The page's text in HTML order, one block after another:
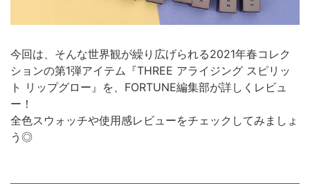
今回は、そんな世界観が繰り広げられる2021年春コレク
ションの第1弾アイテム『THREE アライジング スピリッ
ト リップグロー』を、FORTUNE編集部が詳しくレビュ
ー！
全色スウォッチや使用感レビューをチェックしてみましょ
う◎